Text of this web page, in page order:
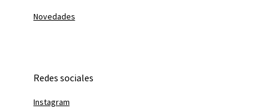
Redes sociales
Instagram
Novedades